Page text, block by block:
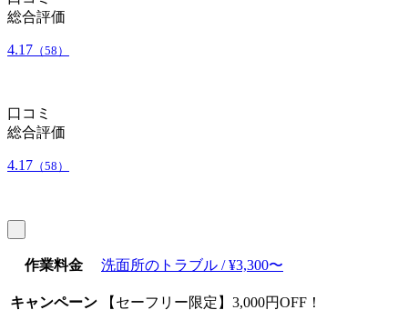
総合評価
4.17 （58）
口コミ
総合評価
4.17 （58）
作業料金 洗面所のトラブル / ¥3,300〜
キャンペーン 【セーフリー限定】3,000円OFF！